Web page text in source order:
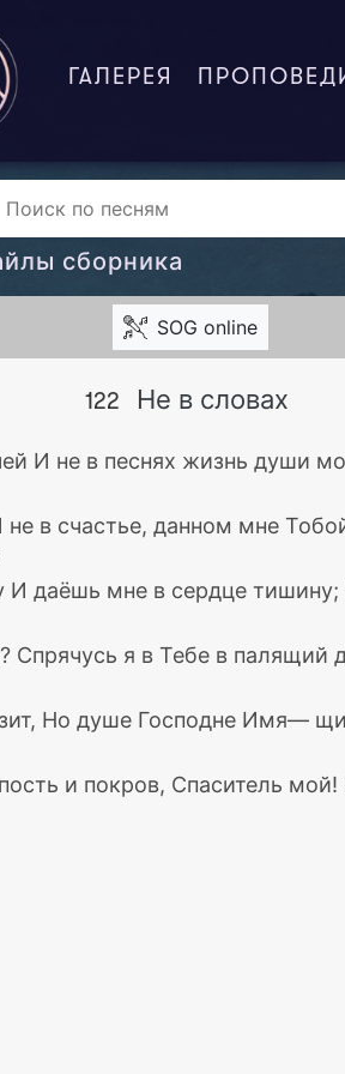
ГАЛЕРЕЯ
сборника
SOG online
122 Не в словах
И не в песнях жизнь души
в счастье, данном мне
даёшь мне в сердце
Спрячусь я в Тебе в
Но душе Господне Имя—
и покров, Спаситель